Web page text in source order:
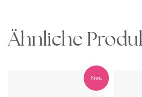
Ähnliche
Neu